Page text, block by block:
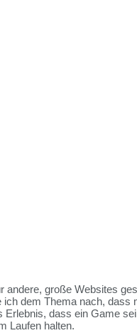
große Websites
dem Thema nach,
dass ein Game
Laufen halten.